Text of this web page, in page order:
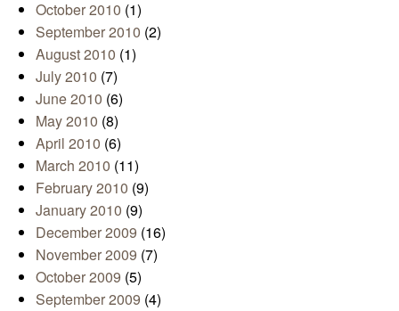
October 2010 (1)
September 2010 (2)
August 2010 (1)
July 2010 (7)
June 2010 (6)
May 2010 (8)
April 2010 (6)
March 2010 (11)
February 2010 (9)
January 2010 (9)
December 2009 (16)
November 2009 (7)
October 2009 (5)
September 2009 (4)